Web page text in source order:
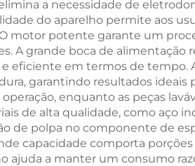
a necessidade de
do aparelho permite aos
motor potente garante um
A grande boca de alimentação
eficiente em termos de tempo.
garantindo resultados ideais
enquanto as peças
de alta qualidade, como aço
de polpa no componente de
capacidade comporta
a manter um consumo